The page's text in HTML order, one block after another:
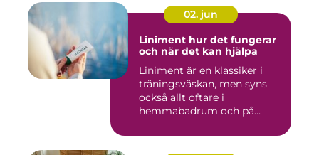
02. jun
Liniment hur det fungerar
och när det kan hjälpa
Liniment är en klassiker i
träningsväskan, men syns
också allt oftare i
hemmabadrum och på